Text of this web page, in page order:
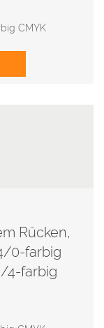
CMYK
Rücken,
0-farbig
4-farbig